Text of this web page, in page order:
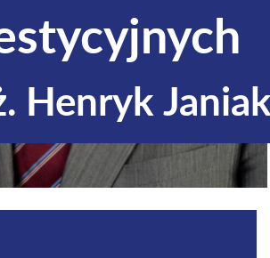
Henryk